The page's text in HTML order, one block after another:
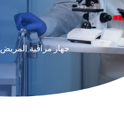
جهاز مراقبة المريض